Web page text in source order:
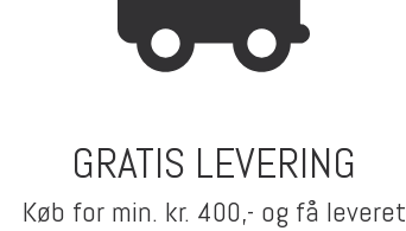
GRATIS LEVERING
Køb for min. kr. 400,- og få leveret